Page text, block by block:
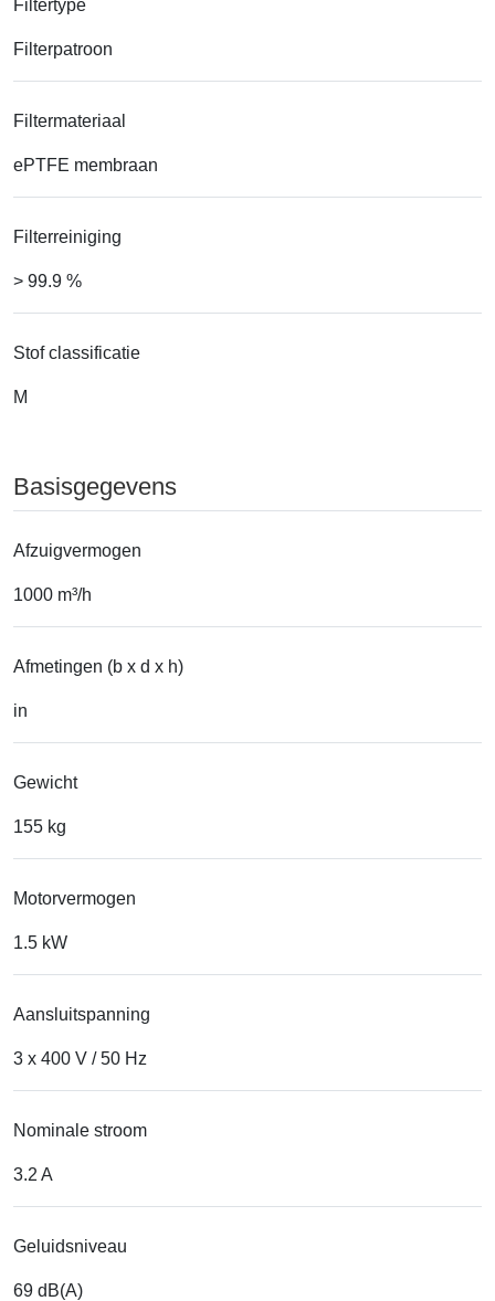
Filtertype
Filterpatroon
Filtermateriaal
ePTFE membraan
Filterreiniging
> 99.9 %
Stof classificatie
M
Basisgegevens
Afzuigvermogen
1000 m³/h
Afmetingen (b x d x h)
in
Gewicht
155 kg
Motorvermogen
1.5 kW
Aansluitspanning
3 x 400 V / 50 Hz
Nominale stroom
3.2 A
Geluidsniveau
69 dB(A)